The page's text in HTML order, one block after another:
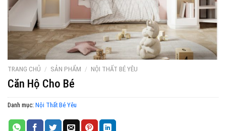
TRANG CHỦ / SẢN PHẨM / NỘI THẤT BÉ YÊU
Căn Hộ Cho Bé
Danh mục: Nội Thất Bé Yêu